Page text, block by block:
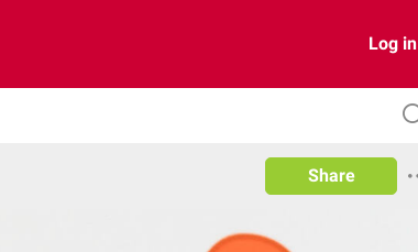
Log in
Share